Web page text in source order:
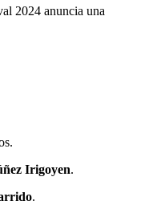
Irigoyen.
.